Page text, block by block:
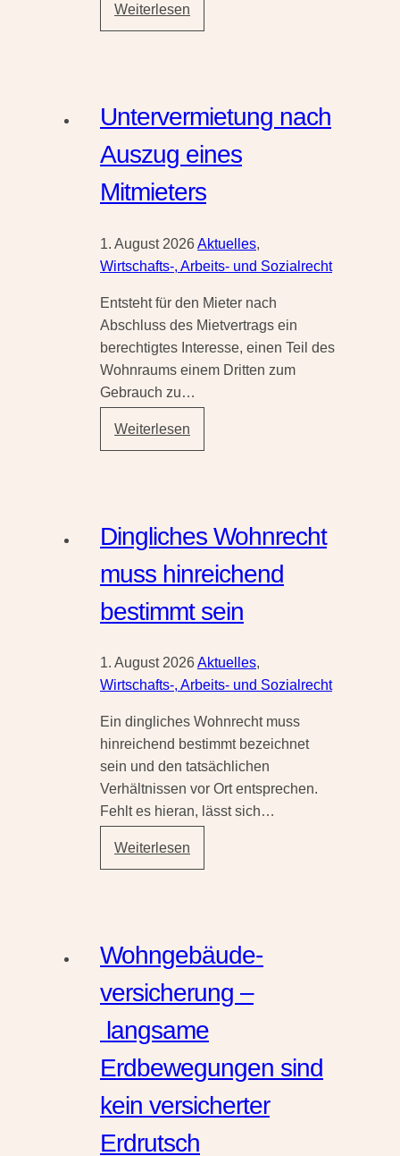
Weiterlesen
beim
und
beim
mobilen
Arbeiten
Untervermietung nach
Auszug eines
Mitmieters
1. August 2026Aktuelles,
Wirtschafts-, Arbeits- und Sozialrecht
Entsteht für den Mieter nach
Abschluss des Mietvertrags ein
berechtigtes Interesse, einen Teil des
Wohnraums einem Dritten zum
Gebrauch zu…
Weiterlesen
nach
Dingliches Wohnrecht
muss hinreichend
bestimmt sein
1. August 2026Aktuelles,
Wirtschafts-, Arbeits- und Sozialrecht
Ein dingliches Wohnrecht muss
hinreichend bestimmt bezeichnet
sein und den tatsächlichen
Verhältnissen vor Ort entsprechen.
Fehlt es hieran, lässt sich…
Weiterlesen
Wohnrecht
sein
Wohngebäude­
versicherung –
langsame
Erdbewegungen sind
kein versicherter
Erdrutsch